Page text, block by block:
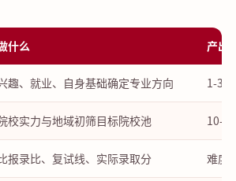
什么 产出
趣、就业、自身基础确定专业方向 1-3
校实力与地域初筛目标院校池 10-
报录比、复试线、实际录取分 难度